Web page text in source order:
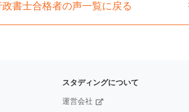
政書士合格者の声一覧に戻る
スタディングについて
運営会社